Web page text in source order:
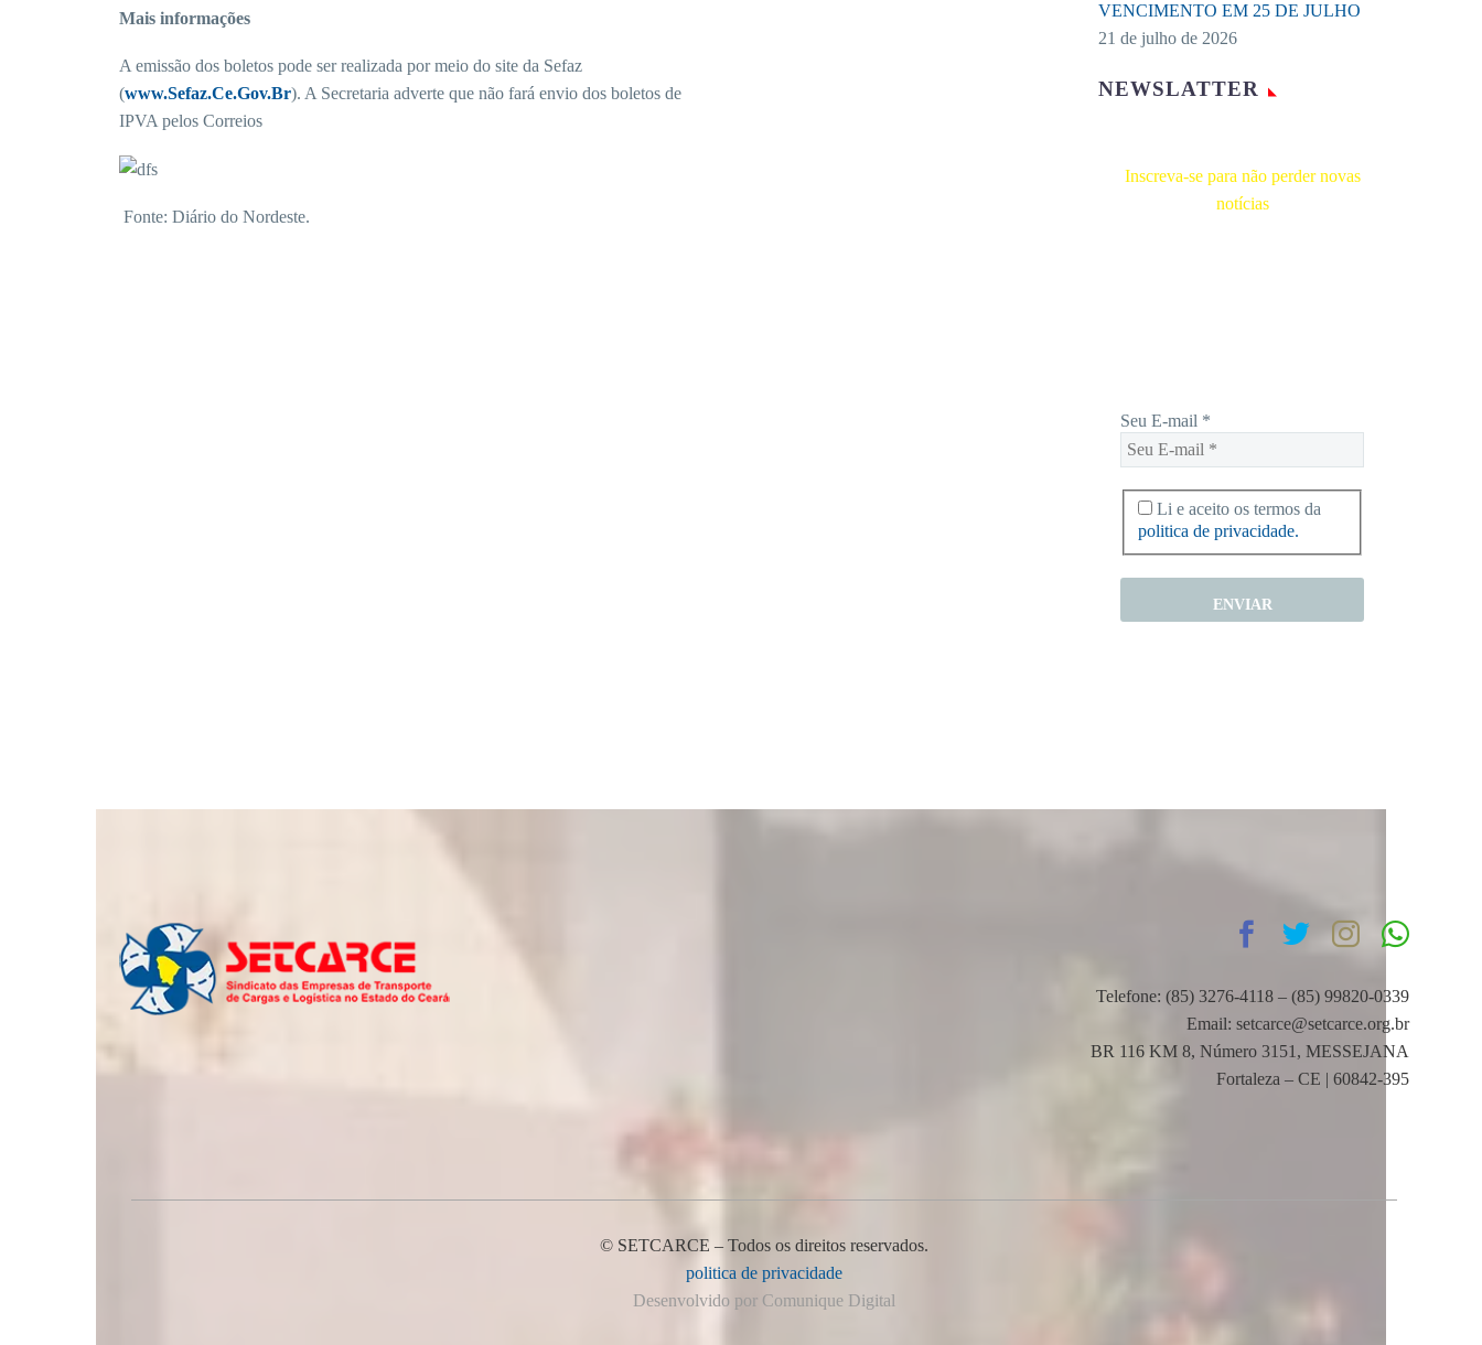
Mais informações
A emissão dos boletos pode ser realizada por meio do site da Sefaz
(www.Sefaz.Ce.Gov.Br). A Secretaria adverte que não fará envio dos boletos de
IPVA pelos Correios
Fonte: Diário do Nordeste.
VENCIMENTO EM 25 DE JULHO
21 de julho de 2026
NEWSLATTER
Inscreva-se para não perder novas
notícias
Seu E-mail *
Li e aceito os termos da
politica de privacidade.
Telefone: (85) 3276-4118 – (85) 99820-0339
Email: setcarce@setcarce.org.br
BR 116 KM 8, Número 3151, MESSEJANA
Fortaleza – CE | 60842-395
© SETCARCE – Todos os direitos reservados.
politica de privacidade
Desenvolvido por Comunique Digital